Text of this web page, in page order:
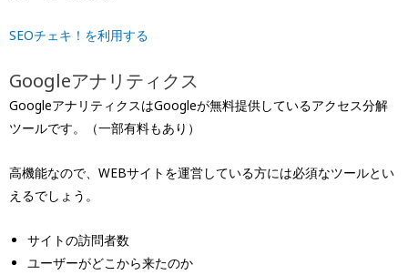
SEOチェキ！を利用する
Googleアナリティクス
GoogleアナリティクスはGoogleが無料提供しているアクセス分解
ツールです。（一部有料もあり）
高機能なので、WEBサイトを運営している方には必須なツールとい
えるでしょう。
サイトの訪問者数
ユーザーがどこから来たのか